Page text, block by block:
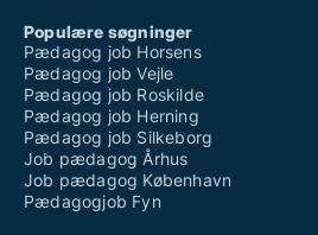
Populære søgninger
Pædagog job Horsens
Pædagog job Vejle
Pædagog job Roskilde
Pædagog job Herning
Pædagog job Silkeborg
Job pædagog Århus
Job pædagog København
Pædagogjob Fyn